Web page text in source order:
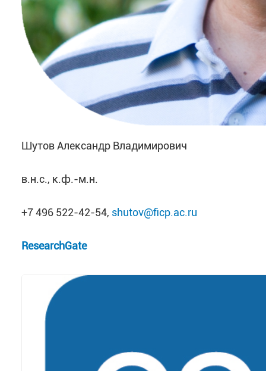
Шутов Александр Владимирович
в.н.с., к.ф.-м.н.
+7 496 522-42-54, shutov@ficp.ac.ru
ResearchGate